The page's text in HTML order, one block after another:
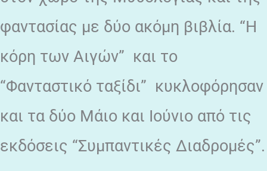
φαντασίας με δύο ακόμη βιβλία. “Η
κόρη των Αιγών” και το
“Φανταστικό ταξίδι” κυκλοφόρησαν
και τα δύο Μάιο και Ιούνιο από τις
εκδόσεις “Συμπαντικές Διαδρομές”.